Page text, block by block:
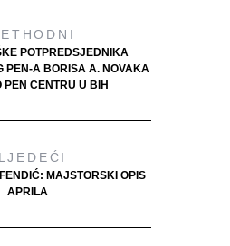
POTPREDSJEDNIKA
PEN-A BORISA A. NOVAKA
PEN CENTRU U BIH
MAJSTORSKI OPIS
APRILA